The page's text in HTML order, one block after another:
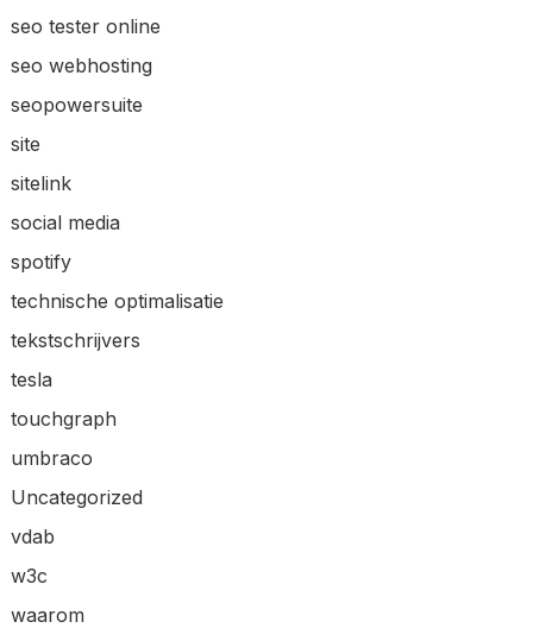
seo tester online
seo webhosting
seopowersuite
site
sitelink
social media
spotify
technische optimalisatie
tekstschrijvers
tesla
touchgraph
umbraco
Uncategorized
vdab
w3c
waarom